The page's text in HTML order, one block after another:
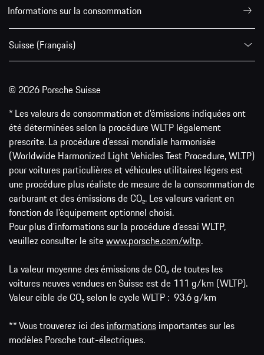
Informations sur la consommation
Suisse (Français)
© 2026 Porsche Suisse
* Les valeurs de consommation et d’émissions indiquées ont
été déterminées selon la procédure WLTP légalement
prescrite. La procédure d'essai mondiale harmonisée
(Worldwide Harmonized Light Vehicles Test Procedure, WLTP)
pour voitures particulières et véhicules utilitaires légers est
une procédure plus réaliste de mesure de la consommation de
carburant et des émissions de CO₂. Les valeurs varient en
fonction de l'équipement optionnel choisi.
Pour plus d'informations sur la procédure d'essai WLTP,
veuillez consulter le sitewww.porsche.com/wltp.
La valeur moyenne des émissions de CO₂ de toutes les
voitures neuves vendues en Suisse est de 111 g/km (WLTP).
Valeur cible de CO₂ selon le cycle WLTP : 93.6 g/km
** Vous trouverez ici des informations importantes sur les
modèles Porsche tout-électriques.